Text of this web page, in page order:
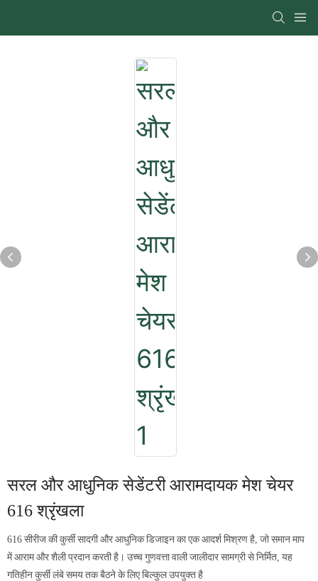
सरल और आधुनिक सेडेंटरी आरामदायक मेश चेयर
616 श्रृंखला
616 सीरीज की कुर्सी सादगी और आधुनिक डिजाइन का एक आदर्श मिश्रण है, जो समान माप
में आराम और शैली प्रदान करती है। उच्च गुणवत्ता वाली जालीदार सामग्री से निर्मित, यह
गतिहीन कुर्सी लंबे समय तक बैठने के लिए बिल्कुल उपयुक्त है